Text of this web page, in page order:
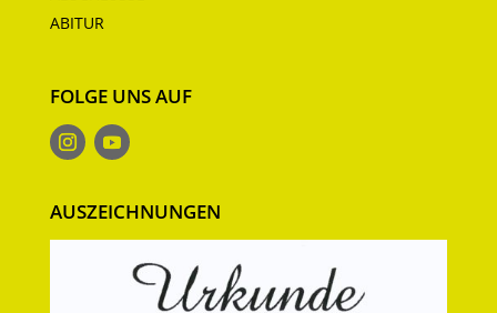
ABITUR
FOLGE UNS AUF
AUSZEICHNUNGEN